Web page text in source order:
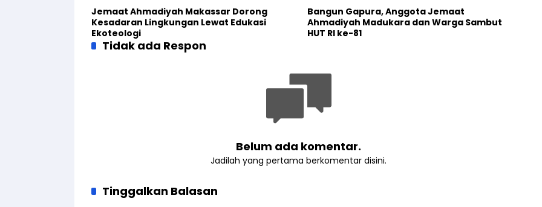
Jemaat Ahmadiyah Makassar Dorong
Kesadaran Lingkungan Lewat Edukasi
Ekoteologi
Bangun Gapura, Anggota Jemaat
Ahmadiyah Madukara dan Warga Sambut
HUT RI ke-81
Tidak ada Respon
Belum ada komentar.
Jadilah yang pertama berkomentar disini.
Tinggalkan Balasan